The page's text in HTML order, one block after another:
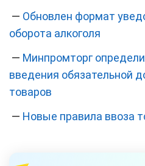
— Обновлен формат
оборота алкоголя
— Минпромторг
введения обязательной
товаров
— Новые правила ввоза